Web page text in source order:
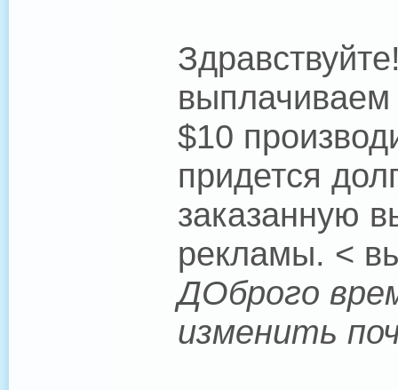
$10
придется
заказанную
рекламы. <
ДОброго
изменить